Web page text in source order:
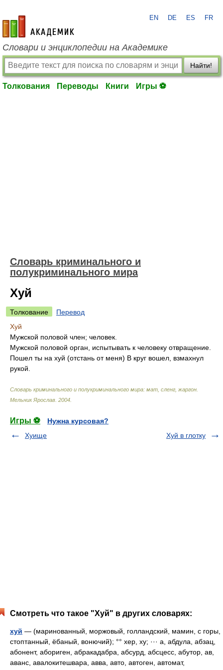
academic.ru
EN DE ES FR
Словари и энциклопедии на Академике
Найти!
Толкования Переводы Книги Игры ⚽
Словарь криминального и
полукриминального мира
Хуй
Толкование
Перевод
Хуй
Мужской половой член; человек.
Мужской половой орган, испытывать к человеку отвращение.
Пошел ты на хуй (отстань от меня) В круг вошел, взмахнул
рукой.
Словарь криминального и полукриминального мира: мат, сленг, жаргон
Мельник Ярослав 2004
Игры ⚽
Нужна курсовая?
Хуище
Хуй в глотку
Смотреть что такое "Хуй" в других словарях:
хуй — (маринованный, моржовый, голландский, мамин, с горы,
стоптанный, ёбаный, вонючий); °° хер, ху; ··· а, абдула, абзац,
абонент, абориген, абракадабра, абсурд, абсцесс, абутор, ав,
аванс, авалокитешвара, авва, авто, автоген, автомат,